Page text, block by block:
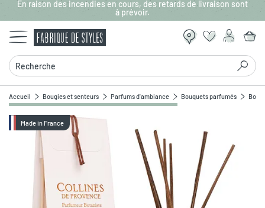
Aller au contenu principal
En raison des incendies en cours, des retards de livraison sont
à prévoir.
Recherche
Accueil Bougies et senteurs Parfums d'ambiance Bouquets parfumés
Made in France